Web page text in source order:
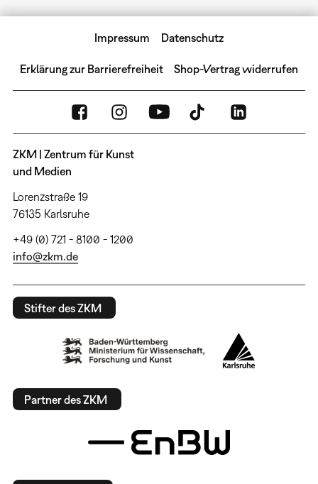
Impressum Datenschutz
Erklärung zur Barrierefreiheit Shop-Vertrag widerrufen
ZKM | Zentrum für Kunst
und Medien
Lorenzstraße 19
76135 Karlsruhe
+49 (0) 721 - 8100 - 1200
info@zkm.de
Stifter des ZKM
Partner des ZKM